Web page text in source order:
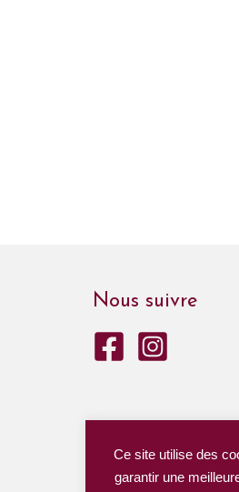
Nous suivre
Ce site utilise des
garantir une